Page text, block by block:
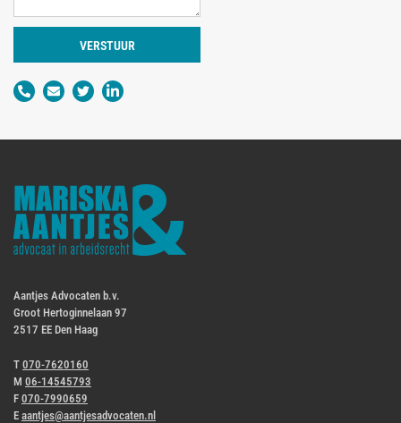
VERSTUUR
Aantjes Advocaten b.v.
Groot Hertoginnelaan 97
2517 EE Den Haag
T 070-7620160
M 06-14545793
F 070-7990659
E aantjes@aantjesadvocaten.nl